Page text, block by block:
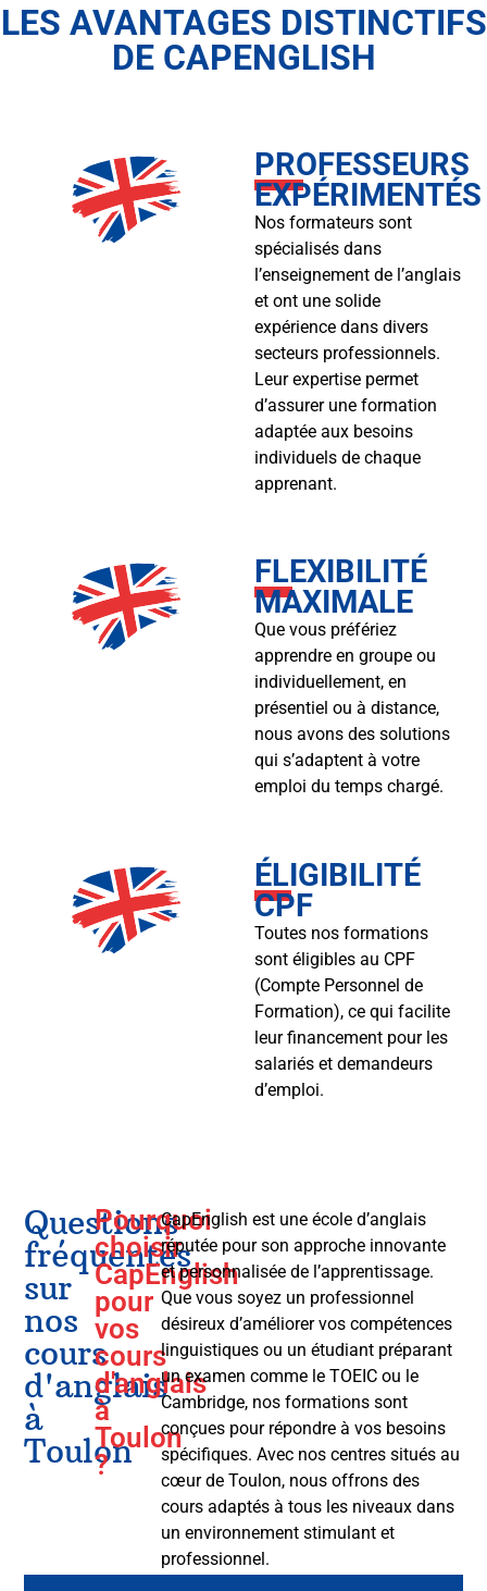
LES AVANTAGES DISTINCTIFS
DE CAPENGLISH
PROFESSEURS
EXPÉRIMENTÉS
Nos formateurs sont
spécialisés dans
l’enseignement de l’anglais
et ont une solide
expérience dans divers
secteurs professionnels.
Leur expertise permet
d’assurer une formation
adaptée aux besoins
individuels de chaque
apprenant.
FLEXIBILITÉ
MAXIMALE
Que vous préfériez
apprendre en groupe ou
individuellement, en
présentiel ou à distance,
nous avons des solutions
qui s’adaptent à votre
emploi du temps chargé.
ÉLIGIBILITÉ
CPF
Toutes nos formations
sont éligibles au CPF
(Compte Personnel de
Formation), ce qui facilite
leur financement pour les
salariés et demandeurs
d’emploi.
Questions
fréquentes
sur
nos
cours
d'anglais
à
Toulon
Pourquoi
choisir
CapEnglish
pour
vos
cours
d'anglais
à
Toulon
?
CapEnglish est une école d’anglais
réputée pour son approche innovante
et personnalisée de l’apprentissage.
Que vous soyez un professionnel
désireux d’améliorer vos compétences
linguistiques ou un étudiant préparant
un examen comme le TOEIC ou le
Cambridge, nos formations sont
conçues pour répondre à vos besoins
spécifiques. Avec nos centres situés au
cœur de Toulon, nous offrons des
cours adaptés à tous les niveaux dans
un environnement stimulant et
professionnel.